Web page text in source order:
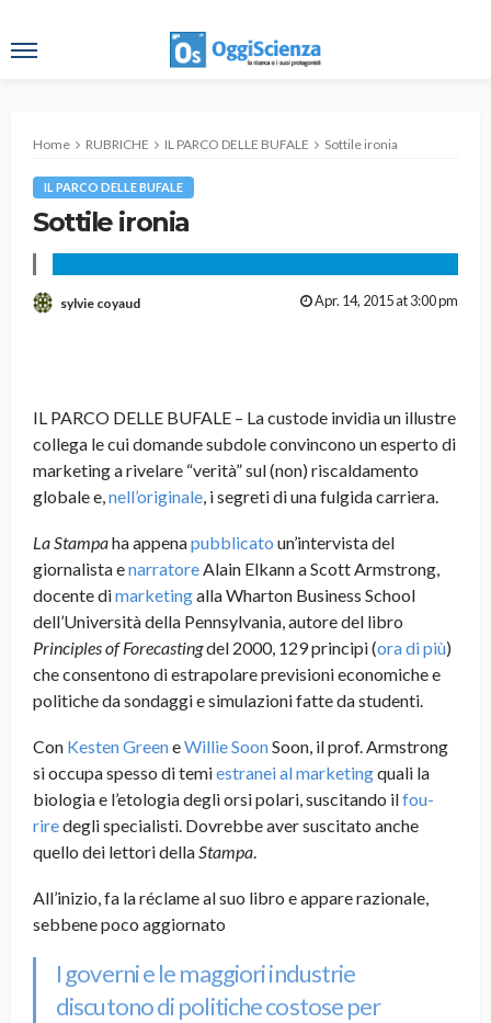
Home RUBRICHE IL PARCO DELLE BUFALE Sottile ironia
IL PARCO DELLE BUFALE
Sottile ironia
sylvie coyaud Apr. 14, 2015 at 3:00 pm
IL PARCO DELLE BUFALE – La custode invidia un illustre
collega le cui domande subdole convincono un esperto di
marketing a rivelare “verità” sul (non) riscaldamento
globale e,nell’originale, i segreti di una fulgida carriera.
La Stampaha appenapubblicato un’intervista del
giornalista enarratoreAlain Elkann a Scott Armstrong,
docente dimarketingalla Wharton Business School
dell’Università della Pennsylvania, autore del libro
Principles of Forecastingdel 2000, 129 principi (ora di più)
che consentono di estrapolare previsioni economiche e
politiche da sondaggi e simulazioni fatte da studenti.
Con Kesten GreeneWillie SoonSoon, il prof. Armstrong
si occupa spesso di temiestranei al marketingquali la
biologia e l’etologia degli orsi polari, suscitando ilfou-
riredegli specialisti. Dovrebbe aver suscitato anche
quello dei lettori dellaStampa.
All’inizio, fa la réclame al suo libro e appare razionale,
sebbene poco aggiornato
I governi e le maggiori industrie
discutono di politiche costose per